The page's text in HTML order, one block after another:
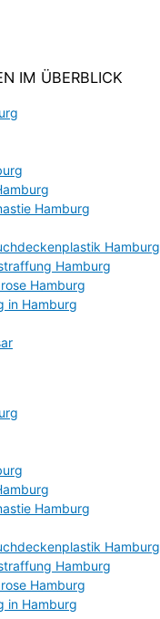
IM ÜBERBLICK
Hamburg
Hamburg
Hamburg
Hamburg
in Hamburg
Hamburg
Hamburg
Hamburg
Hamburg
in Hamburg